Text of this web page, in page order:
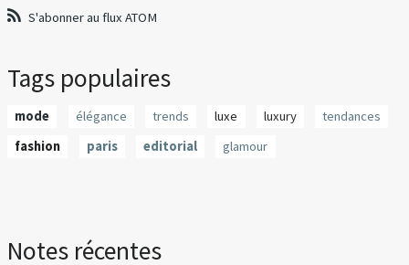
S'abonner au flux ATOM
Tags populaires
mode élégance trends luxe luxury
tendances
fashion
paris editorial glamour
Notes récentes